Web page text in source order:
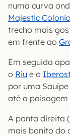
numa curva
Majestic
trecho mais
em frente ao
Em seguida
o Riu e o
por uma
até a paisagem
A ponta direita
mais bonito do